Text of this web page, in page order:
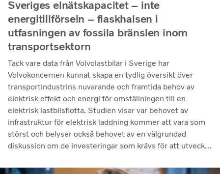
Sveriges elnätskapacitet – inte
energitillförseln – flaskhalsen i
utfasningen av fossila bränslen inom
transportsektorn
Tack vare data från Volvolastbilar i Sverige har
Volvokoncernen kunnat skapa en tydlig översikt över
transportindustrins nuvarande och framtida behov av
elektrisk effekt och energi för omställningen till en
elektrisk lastbilsflotta. Studien visar var behovet av
infrastruktur för elektrisk laddning kommer att vara som
störst och belyser också behovet av en välgrundad
diskussion om de investeringar som krävs för att utveckla
laddningsinfrastruktur. Slutsatserna är tydliga: nationella